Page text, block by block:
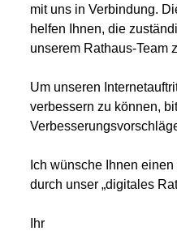
mit uns in Verbindung.
helfen Ihnen, die
unserem Rathaus-Team
Um unseren
verbessern zu können,
Ich wünsche Ihnen
durch unser „digitales
Ihr